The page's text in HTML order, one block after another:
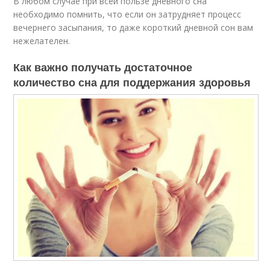
необходимо помнить, что если он затрудняет процесс
вечернего засыпания, то даже короткий дневной сон вам
нежелателен.
Как важно получать достаточное
количество сна для поддержания здоровья